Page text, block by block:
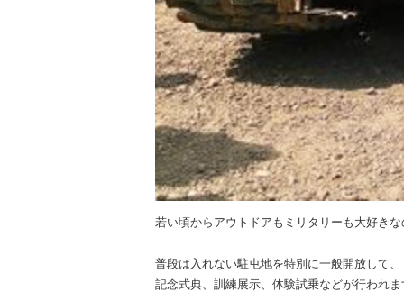
若い頃からアウトドアもミリタリーも大好き
普段は入れない駐屯地を特別に一般開放して、
記念式典、訓練展示、体験試乗などが行われま